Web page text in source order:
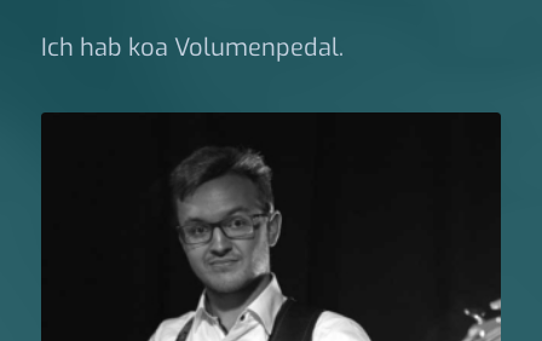
Ich hab koa Volumenpedal.